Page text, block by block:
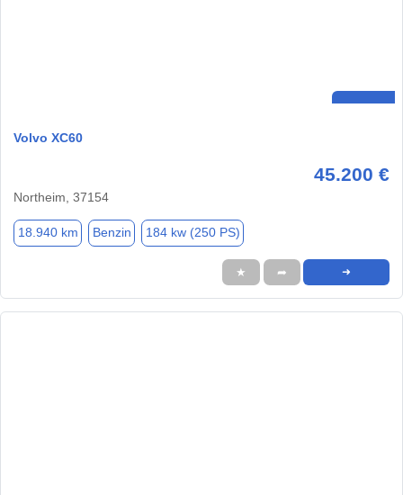
Volvo XC60
45.200 €
Northeim, 37154
18.940 km Benzin 184 kw (250 PS)
★ ➦ ➜